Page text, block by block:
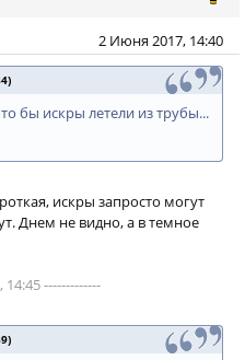
2 Июня 2017, 14:40
бы искры летели из трубы...
искры запросто могут
Днем не видно, а в темное
-------------